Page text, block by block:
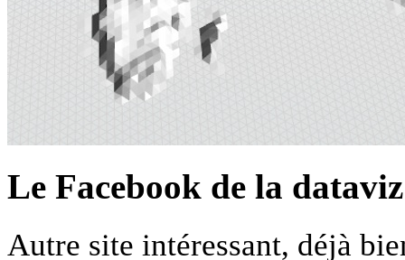
Le Facebook de la dataviz
Autre site intéressant, déjà